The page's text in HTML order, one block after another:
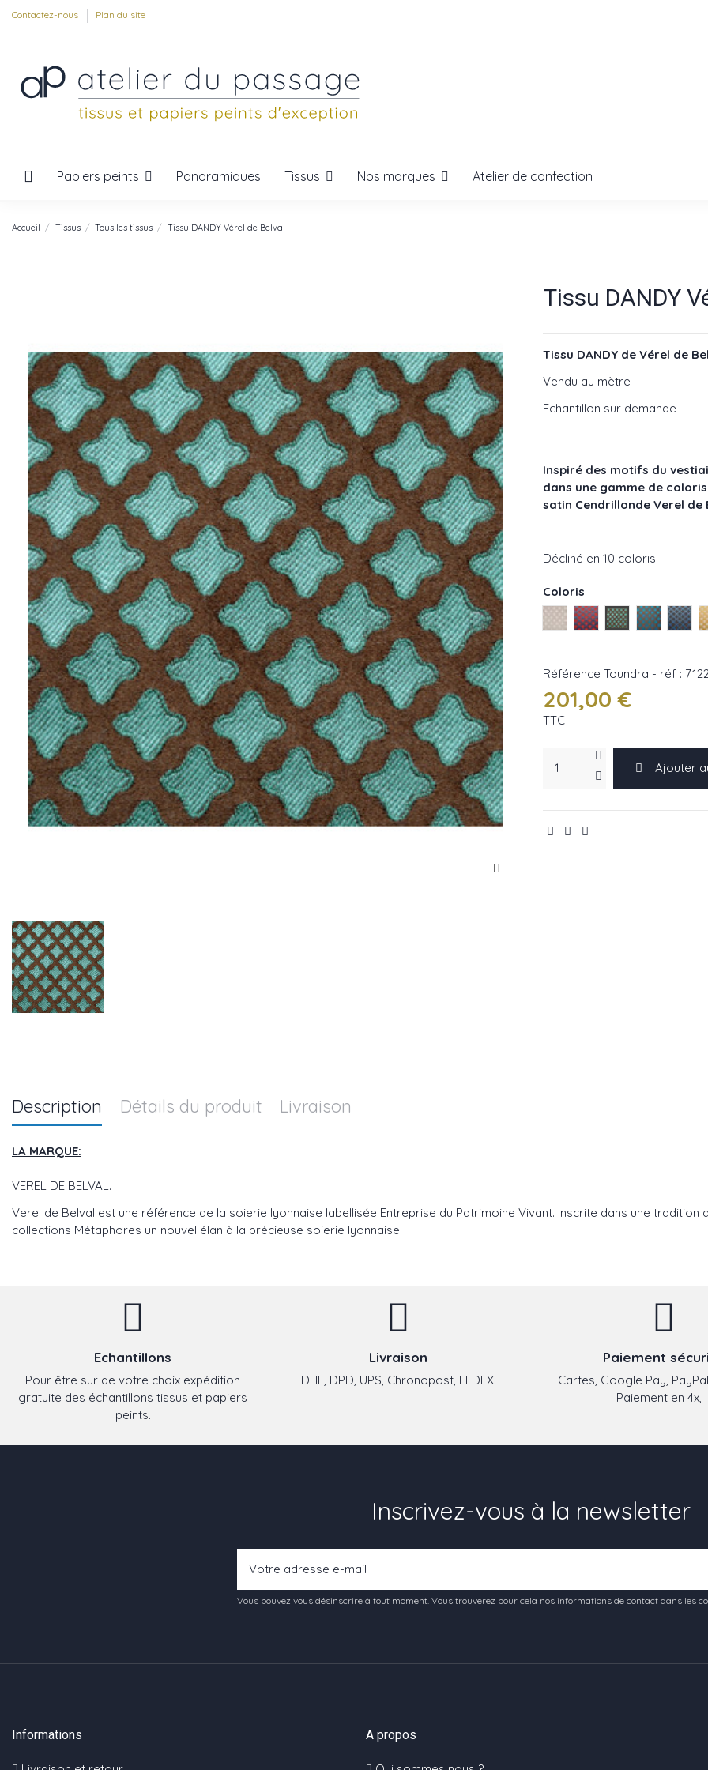
Contactez-nous Plan du site
Papiers peints Panoramiques Tissus Nos marques Atelier de confection
Accueil Tissus Tous les tissus Tissu DANDY Vérel de Belval
Tissu DANDY
Tissu DANDY de Vérel de
Vendu au mètre
Echantillon sur demande
Inspiré des motifs du
dans une gamme de
satin Cendrillonde Verel de
Décliné en 10 coloris.
Coloris
Sable - réf : 71223/001
Roussillon - réf :
Toundra - réf :
Turquoise
Référence Toundra - réf :
201,00 €
TTC
Ajouter
Description Détails du produit Livraison
LA MARQUE:
VEREL DE BELVAL.
Verel de Belval est une référence de la soierie lyonnaise labellisée Entreprise du Patrimoine Vivant. Inscrite dans une
collections Métaphores un nouvel élan à la précieuse soierie lyonnaise.
Echantillons
Pour être sur de votre choix expédition
gratuite des échantillons tissus et papiers
peints.
Livraison
DHL, DPD, UPS, Chronopost, FEDEX.
Paiement
Cartes, Google Pay,
Paiement en 4x,
Inscrivez-vous à la newsletter
Vous pouvez vous désinscrire à tout moment. Vous trouverez pour cela nos informations de contact dans les
Informations A propos